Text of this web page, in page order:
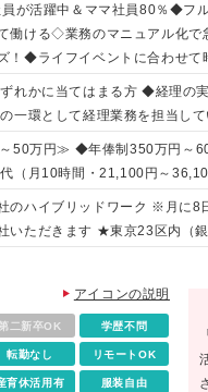
が活躍中＆ママ社員80％◆フ
働ける◇業務のマニュアル化で
！◆ライフイベントに合わせ
◎
れかに当てはまる方 ◆経理の
一環として経理業務を担当し
経験があればOKです ※日商簿
す ※税理士法人/会計事務所など
です！ ＜こんな方は大歓迎＞
復帰をしたい方 ◇出産や育児な
き続けたい方 ◇ひとつの会社
50万円≫ ◆年俸制350万円～
（月10時間・21,100円～
途支給します ※試用期間6ヶ月
りません） ★評価による昇給が
変化を迎えても長く働いてほし
のハイブリッドワーク ※月に8
いただきます ★東京23区内（
ターネット関連、コンサルティ
連など… 幅広い業界・業種と
〒101-0062 東京都千代田区
更の範囲)上記を除く当社関連
アイコンの説明
二新卒OK 学歴不問
転勤なし リモートOK
育休活用有 服装自由